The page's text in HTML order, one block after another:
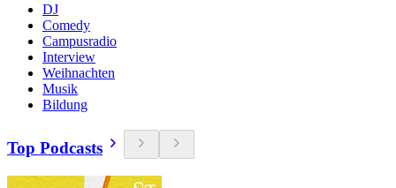
DJ
Comedy
Campusradio
Interview
Weihnachten
Musik
Bildung
Top Podcasts